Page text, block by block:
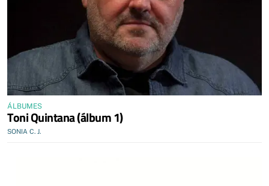
ÁLBUMES
Toni Quintana (álbum 1)
SONIA C. J.